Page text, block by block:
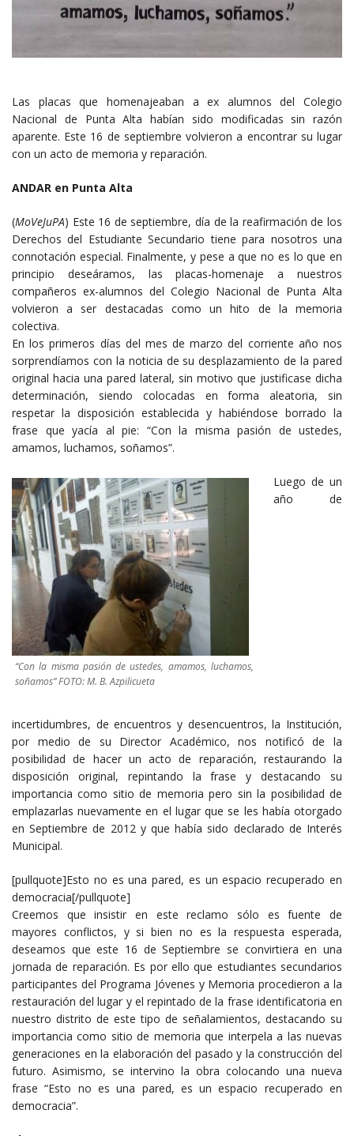
Las placas que homenajeaban a ex alumnos del Colegio
Nacional de Punta Alta habían sido modificadas sin razón
aparente. Este 16 de septiembre volvieron a encontrar su lugar
con un acto de memoria y reparación.
ANDAR en Punta Alta
(MoVeJuPA) Este 16 de septiembre, día de la reafirmación de los
Derechos del Estudiante Secundario tiene para nosotros una
connotación especial. Finalmente, y pese a que no es lo que en
principio deseáramos, las placas-homenaje a nuestros
compañeros ex-alumnos del Colegio Nacional de Punta Alta
volvieron a ser destacadas como un hito de la memoria
colectiva.
En los primeros días del mes de marzo del corriente año nos
sorprendíamos con la noticia de su desplazamiento de la pared
original hacia una pared lateral, sin motivo que justificase dicha
determinación, siendo colocadas en forma aleatoria, sin
respetar la disposición establecida y habiéndose borrado la
frase que yacía al pie: “Con la misma pasión de ustedes,
amamos, luchamos, soñamos”.
“Con la misma pasión de ustedes, amamos, luchamos,
soñamos” FOTO: M. B. Azpilicueta
Luego de un
año de
incertidumbres, de encuentros y desencuentros, la Institución,
por medio de su Director Académico, nos notificó de la
posibilidad de hacer un acto de reparación, restaurando la
disposición original, repintando la frase y destacando su
importancia como sitio de memoria pero sin la posibilidad de
emplazarlas nuevamente en el lugar que se les había otorgado
en Septiembre de 2012 y que había sido declarado de Interés
Municipal.
[pullquote]Esto no es una pared, es un espacio recuperado en
democracia[/pullquote]
Creemos que insistir en este reclamo sólo es fuente de
mayores conflictos, y si bien no es la respuesta esperada,
deseamos que este 16 de Septiembre se convirtiera en una
jornada de reparación. Es por ello que estudiantes secundarios
participantes del Programa Jóvenes y Memoria procedieron a la
restauración del lugar y el repintado de la frase identificatoria en
nuestro distrito de este tipo de señalamientos, destacando su
importancia como sitio de memoria que interpela a las nuevas
generaciones en la elaboración del pasado y la construcción del
futuro. Asimismo, se intervino la obra colocando una nueva
frase “Esto no es una pared, es un espacio recuperado en
democracia”.